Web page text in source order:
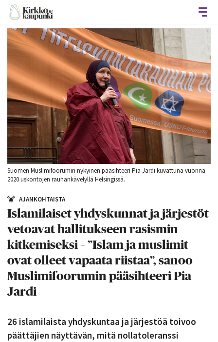
Suomen Muslimifoorumin nykyinen pääsihteeri Pia Jardi kuvattuna vuonna
2020 uskontojen rauhankävelyllä Helsingissä.
AJANKOHTAISTA
Islamilaiset yhdyskunnat ja järjestöt
vetoavat hallitukseen rasismin
kitkemiseksi – ”Islam ja muslimit
ovat olleet vapaata riistaa”, sanoo
Muslimifoorumin pääsihteeri Pia
Jardi
26 islamilaista yhdyskuntaa ja järjestöä toivoo
päättäjien näyttävän, mitä nollatoleranssi